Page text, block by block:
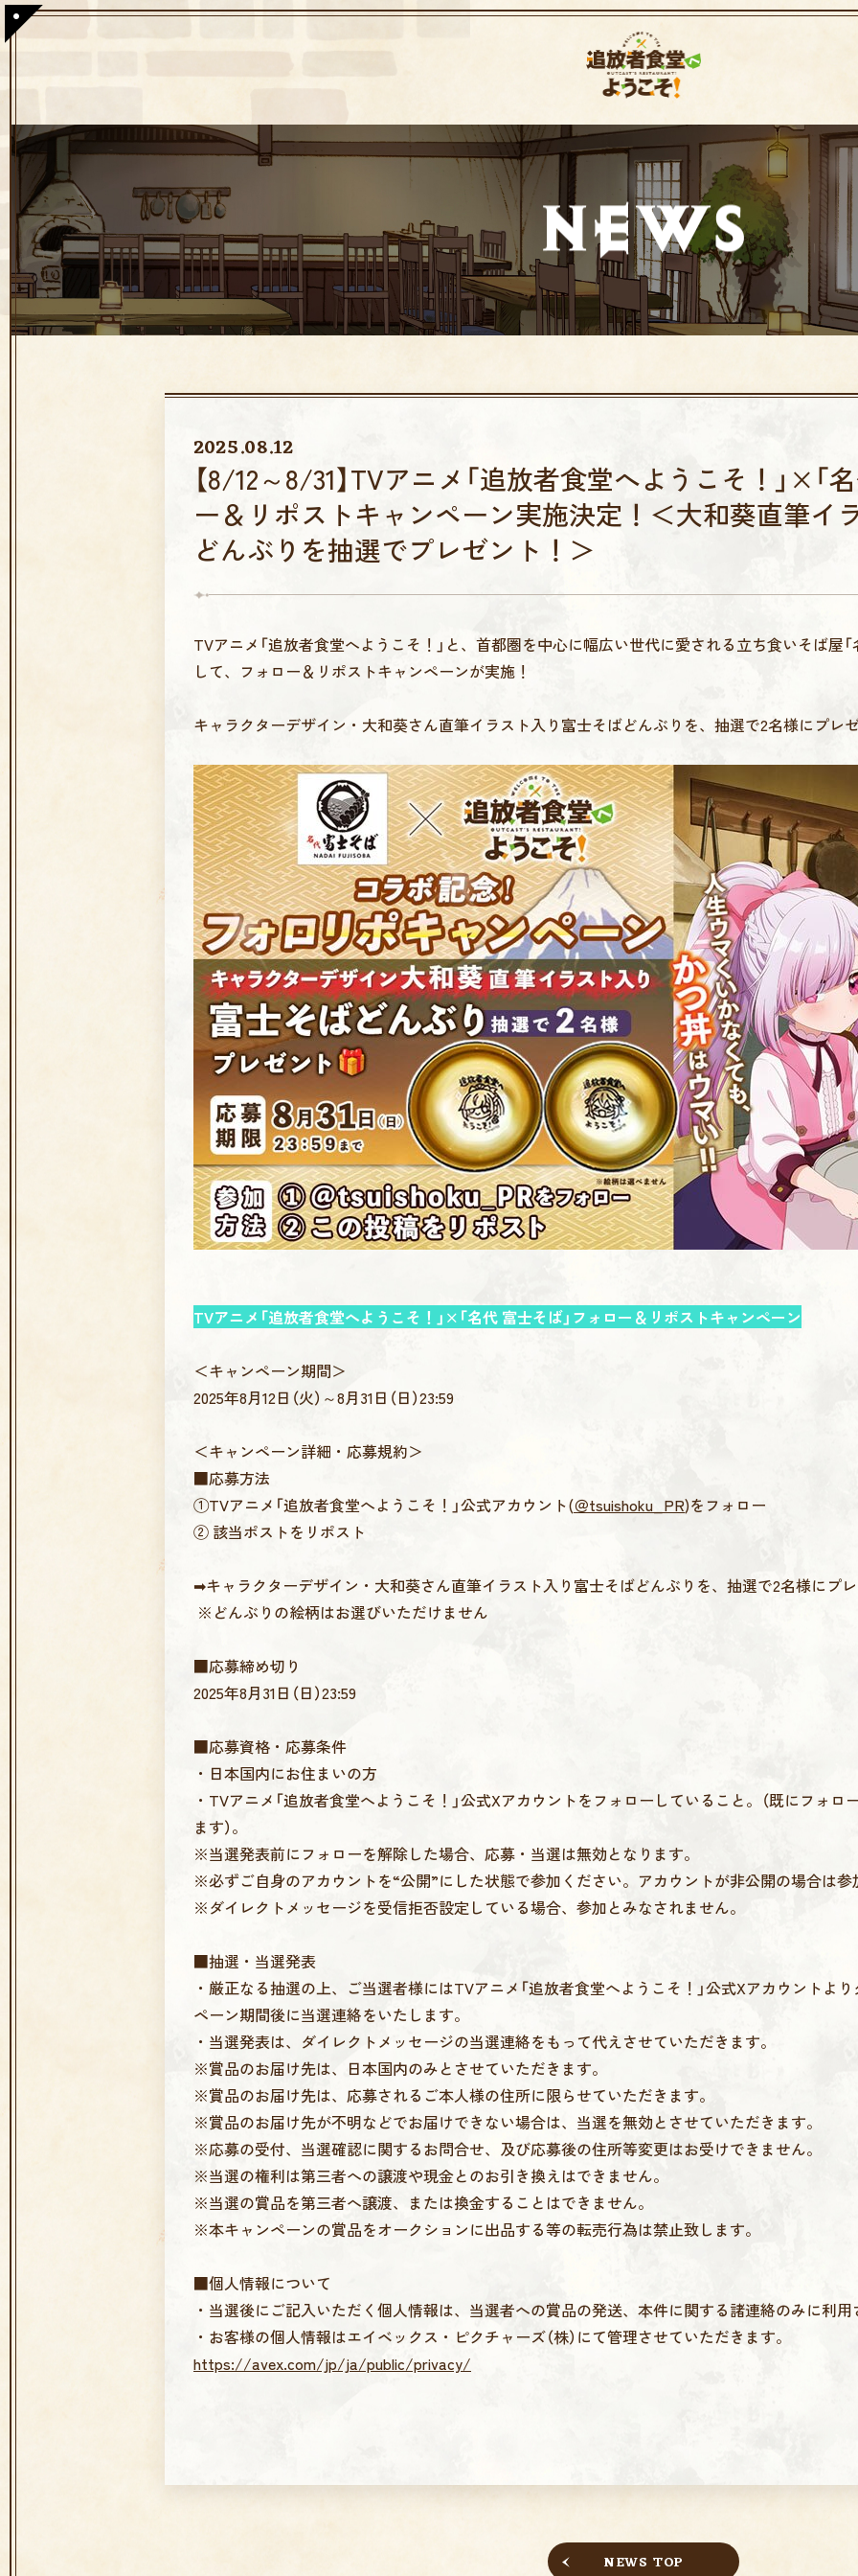
2025.08.12
【8/12～8/31】TVアニメ「追放者食堂へようこそ！」×「
ー＆リポストキャンペーン実施決定！＜大和葵直筆イ
どんぶりを抽選でプレゼント！＞
TVアニメ「追放者食堂へようこそ！」と、首都圏を中心に幅広い世代に愛される立ち食いそば屋
して、フォロー＆リポストキャンペーンが実施！
キャラクターデザイン・大和葵さん直筆イラスト入り富士そばどんぶりを、抽選で2名様にプレ
TVアニメ「追放者食堂へようこそ！」×「名代 富士そば」フォロー＆リポストキャンペーン
＜キャンペーン期間＞
2025年8月12日（火）～8月31日（日）23:59
＜キャンペーン詳細・応募規約＞
■応募方法
①TVアニメ「追放者食堂へようこそ！」公式アカウント(＠tsuishoku_PR)をフォロー
② 該当ポストをリポスト
➡キャラクターデザイン・大和葵さん直筆イラスト入り富士そばどんぶりを、抽選で2名様にプ
※どんぶりの絵柄はお選びいただけません
■応募締め切り
2025年8月31日（日）23:59
■応募資格・応募条件
・日本国内にお住まいの方
・TVアニメ「追放者食堂へようこそ！」公式Xアカウントをフォローしていること。（既にフォ
ます）。
※当選発表前にフォローを解除した場合、応募・当選は無効となります。
※必ずご自身のアカウントを“公開”にした状態で参加ください。アカウントが非公開の場合は
※ダイレクトメッセージを受信拒否設定している場合、参加とみなされません。
■抽選・当選発表
・厳正なる抽選の上、ご当選者様にはTVアニメ「追放者食堂へようこそ！」公式Xアカウントよ
ペーン期間後に当選連絡をいたします。
・当選発表は、ダイレクトメッセージの当選連絡をもって代えさせていただきます。
※賞品のお届け先は、日本国内のみとさせていただきます。
※賞品のお届け先は、応募されるご本人様の住所に限らせていただきます。
※賞品のお届け先が不明などでお届けできない場合は、当選を無効とさせていただきます。
※応募の受付、当選確認に関するお問合せ、及び応募後の住所等変更はお受けできません。
※当選の権利は第三者への譲渡や現金とのお引き換えはできません。
※当選の賞品を第三者へ譲渡、または換金することはできません。
※本キャンペーンの賞品をオークションに出品する等の転売行為は禁止致します。
■個人情報について
・当選後にご記入いただく個人情報は、当選者への賞品の発送、本件に関する諸連絡のみに利
・お客様の個人情報はエイベックス・ピクチャーズ（株）にて管理させていただきます。
https://avex.com/jp/ja/public/privacy/
NEWS TOP